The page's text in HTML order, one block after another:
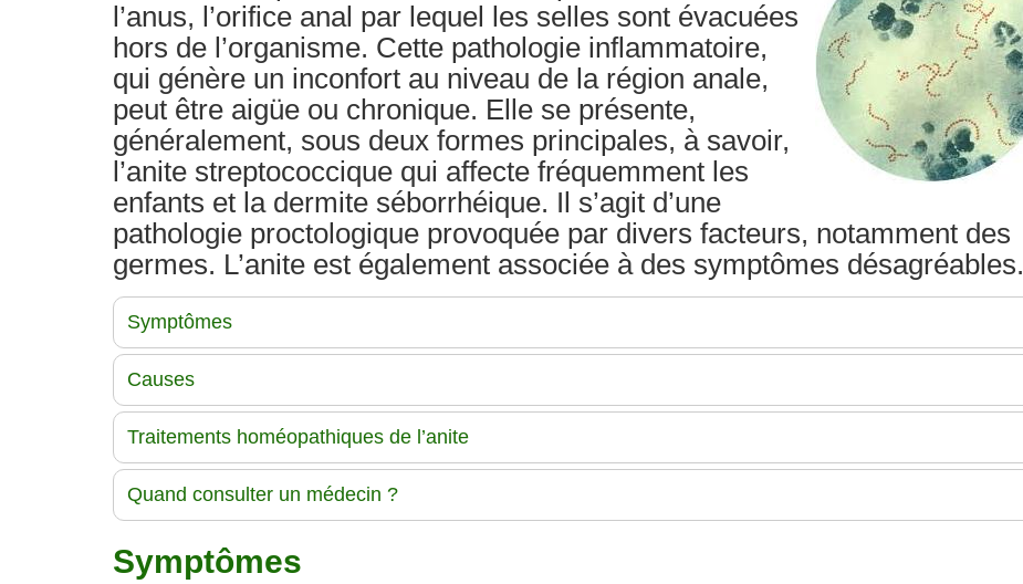
l’anus, l’orifice anal par lequel les selles sont évacuées
hors de l’organisme. Cette pathologie inflammatoire,
qui génère un inconfort au niveau de la région anale,
peut être aigüe ou chronique. Elle se présente,
généralement, sous deux formes principales, à savoir,
l’anite streptococcique qui affecte fréquemment les
enfants et la dermite séborrhéique. Il s’agit d’une
pathologie proctologique provoquée par divers facteurs, notamment des
germes. L’anite est également associée à des symptômes désagréables.
Symptômes
Causes
Traitements homéopathiques de l’anite
Quand consulter un médecin ?
Symptômes